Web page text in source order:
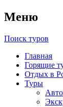
Меню
Поиск туров
Главная
Горящие
Отдых в
Туры